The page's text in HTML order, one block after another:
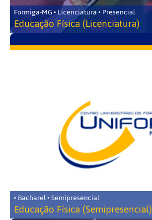
Formiga-MG • Licenciatura • Presencial
Educação Física (Licenciatura)
• Bacharel • Semipresencial
Educação Física (Semipresencial)